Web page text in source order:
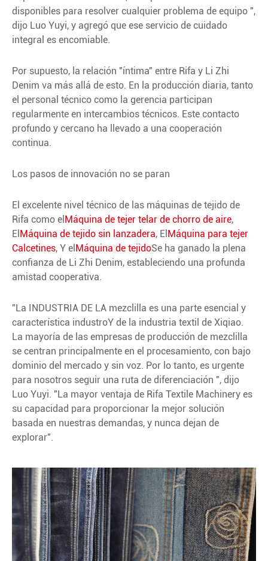
disponibles para resolver cualquier problema de equipo ",
dijo Luo Yuyi, y agregó que ese servicio de cuidado
integral es encomiable.
Por supuesto, la relación "íntima" entre Rifa y Li Zhi
Denim va más allá de esto. En la producción diaria, tanto
el personal técnico como la gerencia participan
regularmente en intercambios técnicos. Este contacto
profundo y cercano ha llevado a una cooperación
continua.
Los pasos de innovación no se paran
El excelente nivel técnico de las máquinas de tejido de
Rifa como el Máquina de tejer telar de chorro de aire,
El Máquina de tejido sin lanzadera, El Máquina para tejer
Calcetines, Y el Máquina de tejidoSe ha ganado la plena
confianza de Li Zhi Denim, estableciendo una profunda
amistad cooperativa.
"La INDUSTRIA DE LA mezclilla es una parte esencial y
característica industroY de la industria textil de Xiqiao.
La mayoría de las empresas de producción de mezclilla
se centran principalmente en el procesamiento, con bajo
dominio del mercado y sin voz. Por lo tanto, es urgente
para nosotros seguir una ruta de diferenciación ", dijo
Luo Yuyi. "La mayor ventaja de Rifa Textile Machinery es
su capacidad para proporcionar la mejor solución
basada en nuestras demandas, y nunca dejan de
explorar".